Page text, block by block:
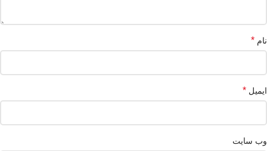
نام *
ایمیل *
وب‌ سایت